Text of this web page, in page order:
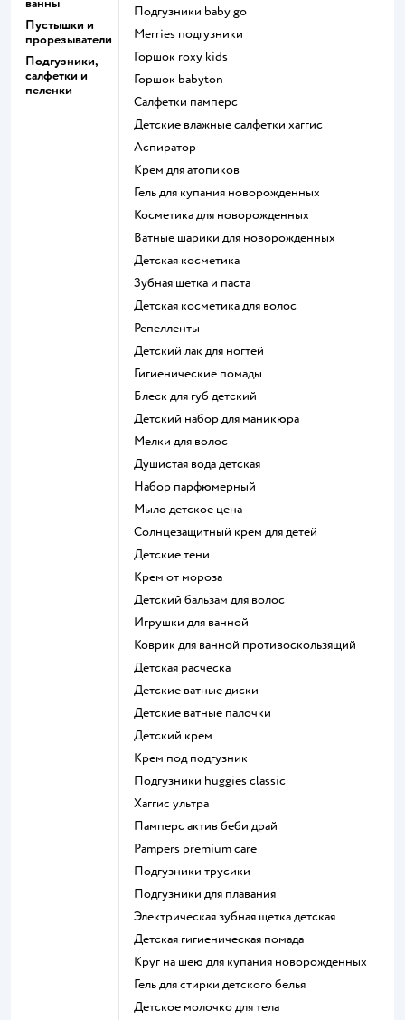
Пустышки и
прорезыватели
Подгузники,
салфетки и
пеленки
подгузники baby go
merries подгузники
горшок roxy kids
горшок babyton
салфетки памперс
детские влажные салфетки хаггис
аспиратор
крем для атопиков
гель для купания новорожденных
косметика для новорожденных
ватные шарики для новорожденных
детская косметика
зубная щетка и паста
детская косметика для волос
репелленты
детский лак для ногтей
гигиенические помады
блеск для губ детский
детский набор для маникюра
мелки для волос
душистая вода детская
набор парфюмерный
мыло детское цена
солнцезащитный крем для детей
детские тени
крем от мороза
детский бальзам для волос
игрушки для ванной
коврик для ванной противоскользящий
детская расческа
детские ватные диски
детские ватные палочки
детский крем
крем под подгузник
подгузники huggies classic
хаггис ультра
памперс актив беби драй
pampers premium care
подгузники трусики
подгузники для плавания
электрическая зубная щетка детская
детская гигиеническая помада
круг на шею для купания новорожденных
гель для стирки детского белья
детское молочко для тела